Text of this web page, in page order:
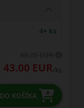
4+ ks
43.00 EUR/ks
DO KOŠÍKA